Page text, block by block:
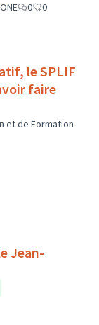
0
0
le SPLIF
faire
et de Formation
Jean-